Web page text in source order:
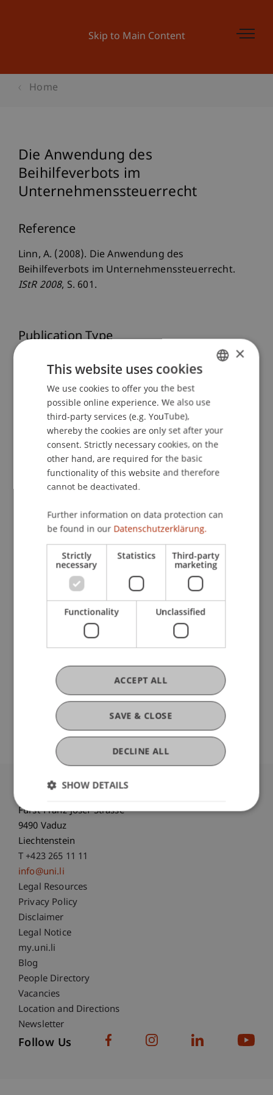
Skip to Main Content
Home
Die Anwendung des
Beihilfeverbots im
Unternehmenssteuerrecht
Reference
Linn, A. (2008). Die Anwendung des
Beihilfeverbots im Unternehmenssteuerrecht.
IStR 2008, S. 601.
Publication Type
Article in Scientific Journal
Staff Members
Dr. Alexander Linn
Participating Institutions
Institute for Financial Services
Chair for Tax Management and the Laws of
Liechtenstein and International Taxation
Research
Das steuerrechtliche Verhältnis zwischen der
Europäischen Union und Drittstaaten in Bezug
auf Liechtenstein und die Schweiz
January 2008 until December 2011 (finished)
Analyse des steuerlichen Verhältnisses zwischen
der EU und Drittstaaten in Bezug auf Liechtenstein
und die Schweiz; Aufzeigen einzelwirtschaftlicher
Handlungsmöglichkeiten zur Senkung der ...
Fürst-Franz-Josef-Strasse
9490 Vaduz
Liechtenstein
T +423 265 11 11
info@uni.li
Fußzeile Rechtliche Hinweise
Legal Resources
Privacy Policy
Disclaimer
Legal Notice
Fußzeile Subdomain-Verzeichnis
my.uni.li
Blog
People Directory
Vacancies
Location and Directions
Newsletter
Follow Us
ENGLISH
×
This website uses cookies
We use cookies to offer you the best
possible online experience. We also use
third-party services (e.g. YouTube),
whereby the cookies are only set after your
consent. Strictly necessary cookies, on the
other hand, are required for the basic
functionality of this website and therefore
cannot be deactivated.
Further information on data protection can
be found in our Datenschutzerklärung.
Strictly
necessary
Statistics Third-party
marketing
Functionality Unclassified
SAVE & CLOSE
ACCEPT ALL
DECLINE ALL
SHOW DETAILS